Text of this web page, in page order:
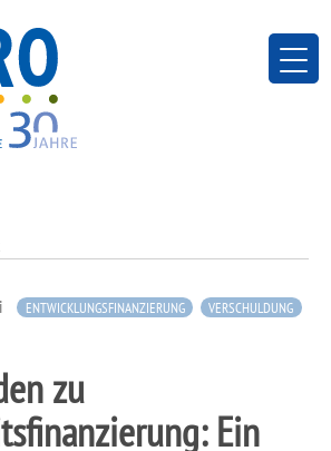
ENTWICKLUNGSFINANZIERUNG VERSCHULDUNG
zu
Ein